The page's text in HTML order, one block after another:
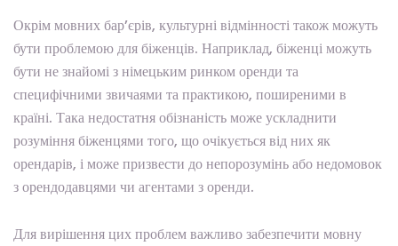
Окрім мовних бар’єрів, культурні відмінності також можуть
бути проблемою для біженців. Наприклад, біженці можуть
бути не знайомі з німецьким ринком оренди та
специфічними звичаями та практикою, поширеними в
країні. Така недостатня обізнаність може ускладнити
розуміння біженцями того, що очікується від них як
орендарів, і може призвести до непорозумінь або недомовок
з орендодавцями чи агентами з оренди.
Для вирішення цих проблем важливо забезпечити мовну